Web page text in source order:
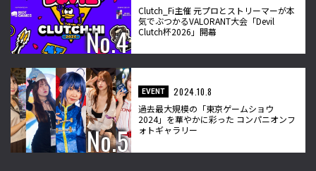
Clutch_Fi主催 元プロとストリーマーが本
気でぶつかるVALORANT大会「Devil
Clutch杯2026」開幕
EVENT
2024.10.8
過去最大規模の「東京ゲームショウ
2024」を華やかに彩った コンパニオンフ
ォトギャラリー